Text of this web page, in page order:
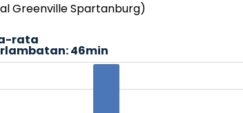
Greenville Spartanburg)
rata
46min